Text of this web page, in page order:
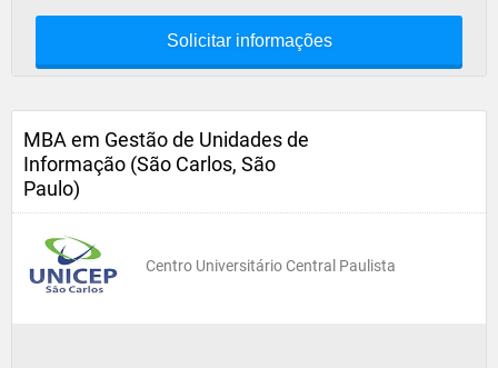
Solicitar informações
MBA em Gestão de Unidades de
Informação (São Carlos, São
Paulo)
Centro Universitário Central Paulista